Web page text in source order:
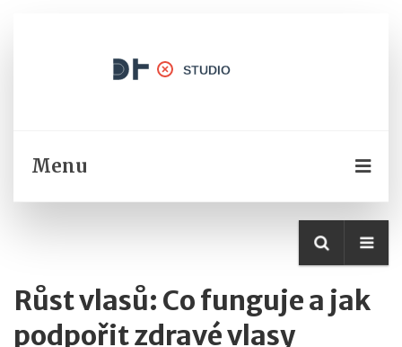
Menu
Růst vlasů: Co funguje a jak
podpořit zdravé vlasy